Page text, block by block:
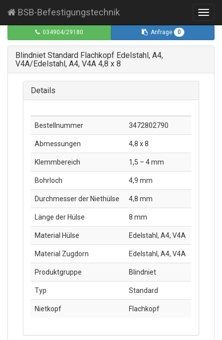
BSB-Befestigungstechnik
Blindniet Standard Flachkopf Edelstahl, A4,
V4A/Edelstahl, A4, V4A 4,8 x 8
Details
Bestellnummer 3472802790
Abmessungen 4,8 x 8
Klemmbereich 1,5 – 4 mm
Bohrloch 4,9 mm
Durchmesser der Niethülse 4,8 mm
Länge der Hülse 8 mm
Material Hülse Edelstahl, A4, V4A
Material Zugdorn Edelstahl, A4, V4A
Produktgruppe Blindniet
Typ Standard
Nietkopf Flachkopf
034904/29180 Anfrage 0